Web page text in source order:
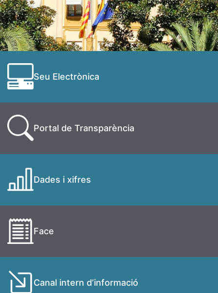
Seu Electrònica
Portal de Transparència
Dades i xifres
Face
Canal intern d’informació